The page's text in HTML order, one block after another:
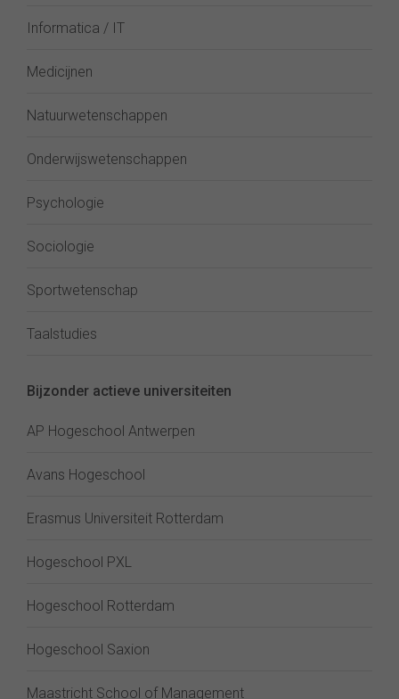
Informatica / IT
Medicijnen
Natuurwetenschappen
Onderwijswetenschappen
Psychologie
Sociologie
Sportwetenschap
Taalstudies
Bijzonder actieve universiteiten
AP Hogeschool Antwerpen
Avans Hogeschool
Erasmus Universiteit Rotterdam
Hogeschool PXL
Hogeschool Rotterdam
Hogeschool Saxion
Maastricht School of Management